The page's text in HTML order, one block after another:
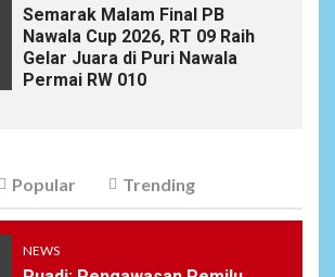
Semarak Malam Final PB
Nawala Cup 2026, RT 09 Raih
Gelar Juara di Puri Nawala
Permai RW 010
Popular Trending
NEWS